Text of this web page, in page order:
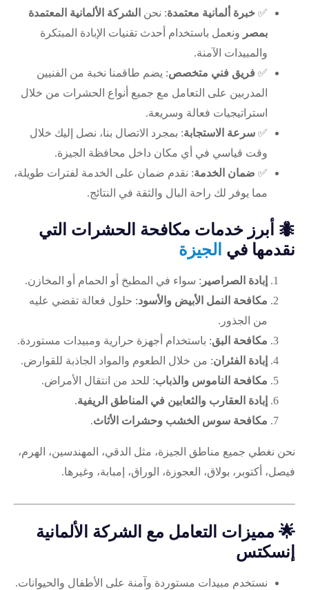
✅ خبرة ألمانية معتمدة: نحن الشركة الألمانية المعتمدة
بمصر ونعمل باستخدام أحدث تقنيات الإبادة المبتكرة
والمبيدات الآمنة.
✅ فريق فني متخصص: يضم طاقمنا نخبة من الفنيين
المدربين على التعامل مع جميع أنواع الحشرات من خلال
استراتيجيات فعالة وسريعة.
✅ سرعة الاستجابة: بمجرد الاتصال بنا، نصل إليك خلال
وقت قياسي في أي مكان داخل محافظة الجيزة.
✅ ضمان الخدمة: نقدم ضمان على الخدمة لفترات طويلة،
مما يوفر لك راحة البال والثقة في النتائج.
🐜 أبرز خدمات مكافحة الحشرات التي
نقدمها في الجيزة
إبادة الصراصير : سواء في المطبخ أو الحمام أو المخازن.
مكافحة النمل الأبيض والأسود: حلول فعالة تقضي عليه
من الجذور.
مكافحة البق: باستخدام أجهزة حرارية ومبيدات مستوردة.
إبادة الفئران: من خلال الطعوم والمواد الجاذبة للقوارض.
مكافحة الناموس والذباب: للحد من انتقال الأمراض.
إبادة العقارب والثعابين في المناطق الريفية.
مكافحة سوس الخشب وحشرات الأثاث.
نحن نغطي جميع مناطق الجيزة، مثل الدقي، المهندسين، الهرم،
فيصل، أكتوبر، بولاق، العجوزة، الوراق، إمبابة، وغيرها.
🌟 مميزات التعامل مع الشركة الألمانية
إنسكتس
نستخدم مبيدات مستوردة وآمنة على الأطفال والحيوانات.